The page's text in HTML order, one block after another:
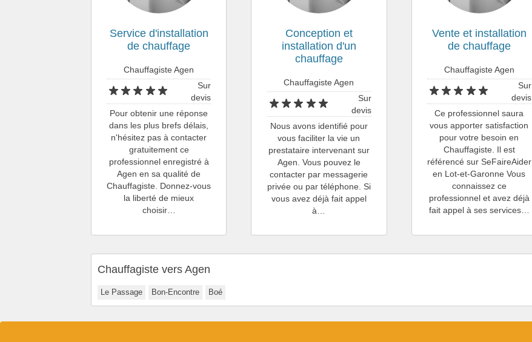
Service d'installation
de chauffage
Chauffagiste Agen
Sur
devis
Pour obtenir une réponse
dans les plus brefs délais,
n'hésitez pas à contacter
gratuitement ce
professionnel enregistré à
Agen en sa qualité de
Chauffagiste. Donnez-vous
la liberté de mieux
choisir…
Conception et
installation d'un
chauffage
Chauffagiste Agen
Sur
devis
Nous avons identifié pour
vous faciliter la vie un
prestataire intervenant sur
Agen. Vous pouvez le
contacter par messagerie
privée ou par téléphone. Si
vous avez déjà fait appel
à…
Vente et installation
de chauffage
Chauffagiste Agen
Sur
devis
Ce professionnel saura
vous apporter satisfaction
pour votre besoin en
Chauffagiste. Il est
référencé sur SeFaireAider
en Lot-et-Garonne Vous
connaissez ce
professionnel et avez déjà
fait appel à ses services…
Chauffagiste vers Agen
Le Passage Bon-Encontre Boé